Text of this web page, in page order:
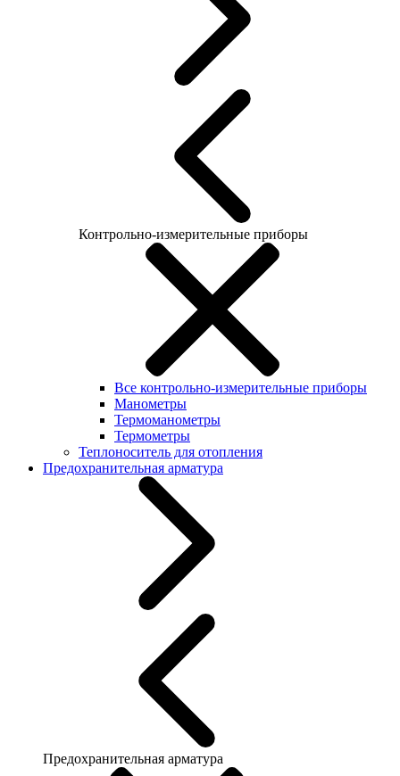
Контрольно-измерительные приборы
Все контрольно-измерительные приборы
Манометры
Термоманометры
Термометры
Теплоноситель для отопления
Предохранительная арматура
Предохранительная арматура